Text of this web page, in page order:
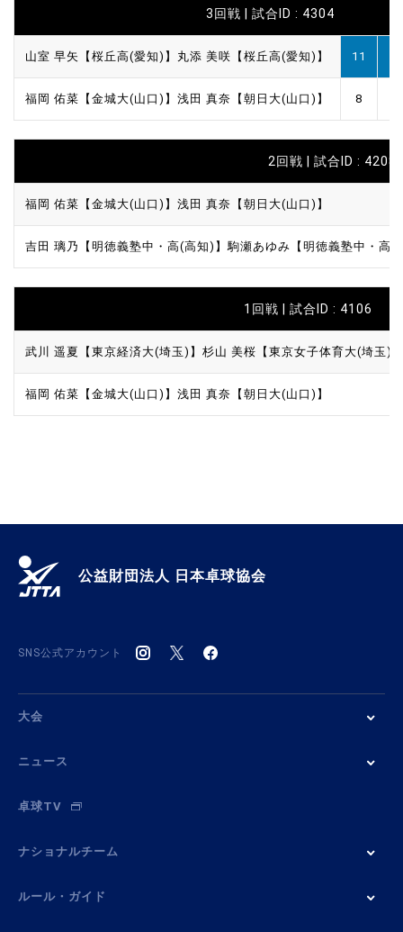
3回戦 | 試合ID : 4304
山室 早矢【桜丘高(愛知)】 丸添 美咲【桜丘高(愛知)】 11
福岡 佑菜【金城大(山口)】 浅田 真奈【朝日大(山口)】 8
2回戦 | 試合ID : 4208
福岡 佑菜【金城大(山口)】 浅田 真奈【朝日大(山口)】
吉田 璃乃【明徳義塾中・高(高知)】 駒瀬あゆみ【明徳義塾中・高(
1回戦 | 試合ID : 4106
武川 遥夏【東京経済大(埼玉)】 杉山 美桜【東京女子体育大(埼玉)
福岡 佑菜【金城大(山口)】 浅田 真奈【朝日大(山口)】
公益財団法人 日本卓球協会
SNS公式アカウント
大会
ニュース
卓球TV
ナショナルチーム
ルール・ガイド